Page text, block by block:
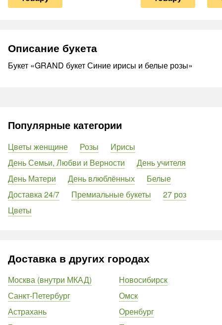
Описание букета
Букет «GRAND букет Синие ирисы и белые розы»
Популярные категории
Цветы женщине Розы
Ирисы
День Семьи, Любви и Верности
День учителя
День Матери
День влюблённых
Белые
Доставка 24/7
Премиальные букеты
27 роз
Цветы
Доставка в других городах
Москва (внутри МКАД)
Санкт-Петербург
Астрахань
Новосибирск
Омск
Оренбург